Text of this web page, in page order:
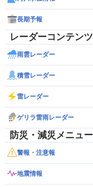
長期予報
レーダーコンテンツ
雨雲レーダー
積雪レーダー
雷レーダー
ゲリラ雷雨レーダー
防災・減災メニュー
警報・注意報
地震情報